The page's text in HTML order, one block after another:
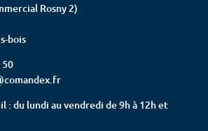
Rosny 2)
bois
50
: du lundi au vendredi de 9h à 12h et